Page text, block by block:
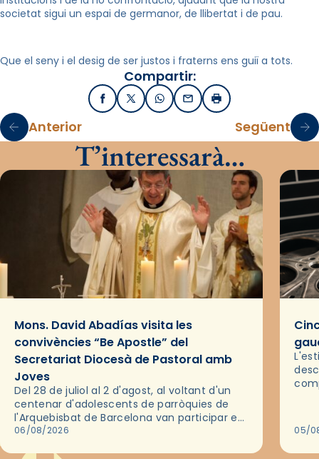
societat sigui un espai de germanor, de llibertat i de pau.
Que el seny i el desig de ser justos i fraterns ens guiï a tots.
Compartir:
FacebookX / TwitterWhatsApp
EmailImprimir
Anterior Següent
T’interessarà…
Mons. David Abadías visita les
convivències “Be Apostle” del
Secretariat Diocesà de Pastoral amb
Joves
Del 28 de juliol al 2 d'agost, al voltant d'un
centenar d'adolescents de parròquies de
l'Arquebisbat de Barcelona van participar en
les convivències Be Apostle, organitzades
06/08/2026 05/